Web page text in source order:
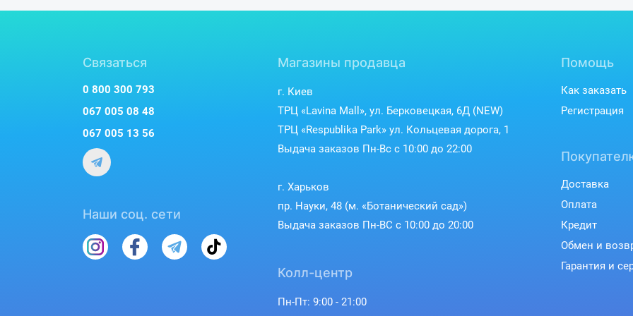
Четкость и
Благодаря основному
выглядят четко и насыщенно.
высокое качество
получать
Связаться
0 800 300 793
067 005 08 48
067 005 13 56
Наши соц. сети
Магазины продавца
г. Киев
ТРЦ «Lavina Mall», ул. Берковецкая, 6Д (NEW)
ТРЦ «Respublika Park» ул. Кольцевая дорога, 1
Выдача заказов Пн-Вс с 10:00 до 22:00
г. Харьков
пр. Науки, 48 (м. «Ботанический сад»)
Выдача заказов Пн-ВС с 10:00 до 20:00
Колл-центр
Пн-Пт: 9:00 - 21:00
Помощь
Как заказать
Регистрация
Доставка
Оплата
Кредит
Обмен и
Гарантия и